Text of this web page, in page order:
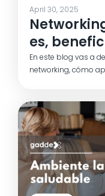
April 30, 2025
es,
para
En este blog vas a
networking, cómo
puedes usar desde
aporten valor.